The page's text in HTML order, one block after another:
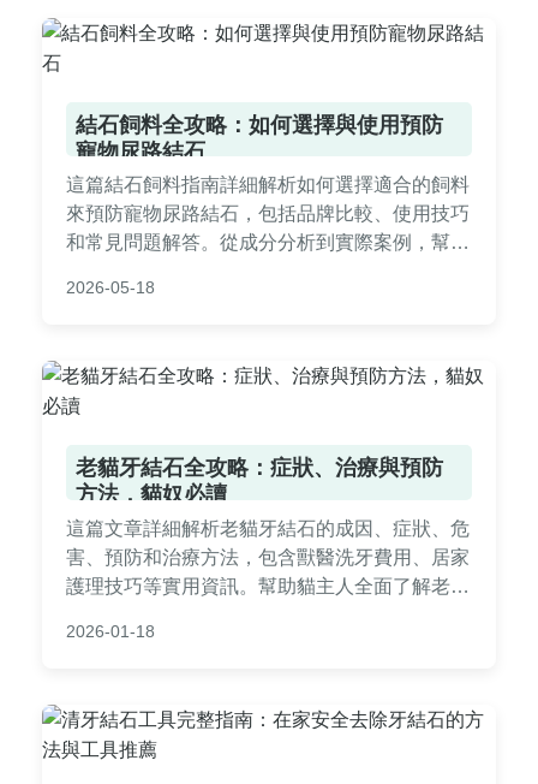
結石飼料全攻略：如何選擇與使用預防
寵物尿路結石
這篇結石飼料指南詳細解析如何選擇適合的飼料
來預防寵物尿路結石，包括品牌比較、使用技巧
和常見問題解答。從成分分析到實際案例，幫助
強，覆蓋所有關鍵疑問。
2026-05-18
老貓牙結石全攻略：症狀、治療與預防
方法，貓奴必讀
這篇文章詳細解析老貓牙結石的成因、症狀、危
害、預防和治療方法，包含獸醫洗牙費用、居家
護理技巧等實用資訊。幫助貓主人全面了解老貓
指南，解決貓奴們的常見疑惑。
2026-01-18